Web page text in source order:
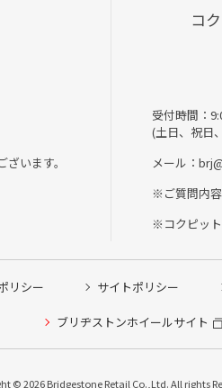
います。
コ
受付時間：
(土日、祝日
メール：
※ご質問内容
※コクピット
リシー サイトポリシー
ブリヂストンホイールサイト
© 2026 Bridgestone Retail Co.,Ltd. All rights